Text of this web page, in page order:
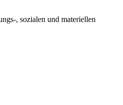
, sozialen und materiellen